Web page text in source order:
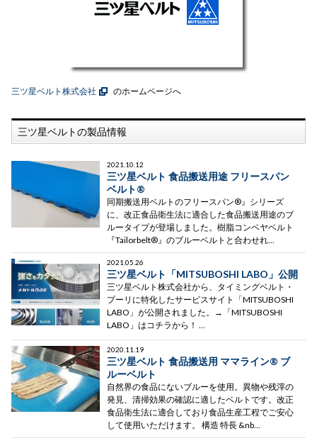
Vベルト・樹脂ベルト・ローラーチェーン等（伝動機器）
電動シリンダ・メガトルクモーター等（メカトロ機器）
ギアモーター・産業用モーター等（駆動機器）
サーボモーター・シーケンサー等（電気制御機器）
流体制御機器
免震装置
風力発電機器
SCHAEFFLER（INA / FAG）
三ツ星ベルト
大同工業（ＤＩＤ）
鍋屋バイテック（ＮＢＫ）
THK
日立産機システム
三菱電機
事業所案内
三ツ星ベルト株式会社 のホームページへ
三ツ星ベルトの製品情報
2021.10.12
三ツ星ベルト 食品搬送用途 フリースパン
ベルト®
同期搬送用ベルトのフリースパン®』シリーズ
に、改正食品衛生法に適合した食品搬送用途のブ
ルータイプが登場しました。樹脂コンベヤベルト
『Tailorbelt®』のブルーベルトと合わせれ...
2021.05.26
三ツ星ベルト「MITSUBOSHI LABO」公開
三ツ星ベルト株式会社から、タイミングベルト・
プーリに特化したサービスサイト「MITSUBOSHI
LABO」が公開されました。→「MITSUBOSHI
LABO」はコチラから！ ...
2020.11.19
三ツ星ベルト 食品搬送用 ママライン® ブ
ルーベルト
自然界の食品にないブルーを使用。異物や残滓の
発見、清掃効果の確認に適したベルトです。改正
食品衛生法に適合しており食品生産工程でご安心
して使用いただけます。 構造 特長 &nb...